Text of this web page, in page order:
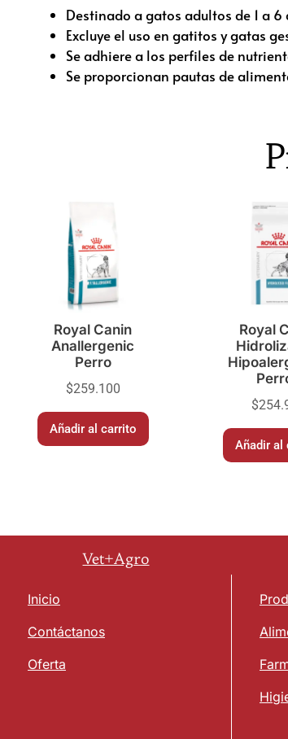
Destinado a gatos adultos de 1 a
Excluye el uso en gatitos y gatas
Se adhiere a los perfiles de
Se proporcionan pautas de
Royal Canin
Anallergenic
Perro
$259.100
Añadir al carrito
Royal
$
Añadir al
Vet+Agro
Inicio
Contáctanos
Oferta